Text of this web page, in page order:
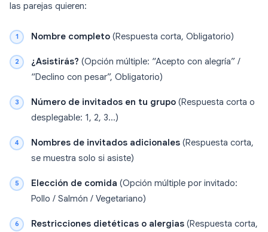
las parejas quieren:
Nombre completo (Respuesta corta, Obligatorio)
¿Asistirás? (Opción múltiple: “Acepto con alegría” /
“Declino con pesar”, Obligatorio)
Número de invitados en tu grupo (Respuesta corta o
desplegable: 1, 2, 3…)
Nombres de invitados adicionales (Respuesta corta,
se muestra solo si asiste)
Elección de comida (Opción múltiple por invitado:
Pollo / Salmón / Vegetariano)
Restricciones dietéticas o alergias (Respuesta corta,